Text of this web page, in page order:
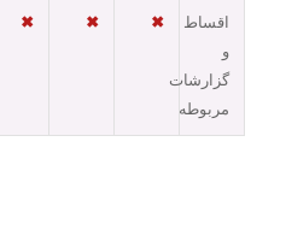
اقساط
و
گزارشات
مربوطه
✖
✖
✖